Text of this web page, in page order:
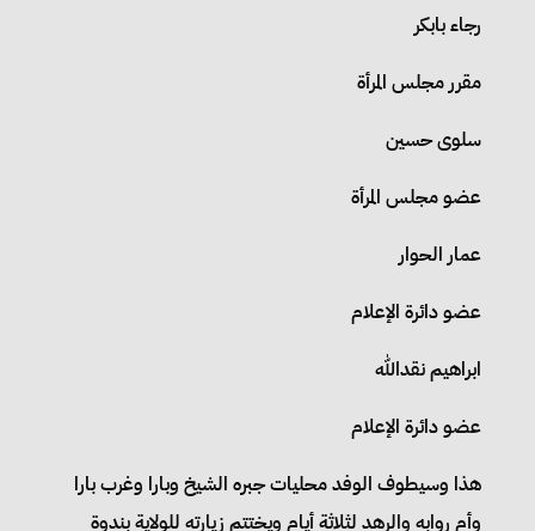
رجاء بابكر
مقرر مجلس المرأة
سلوى حسين
عضو مجلس المرأة
عمار الحوار
عضو دائرة الإعلام
ابراهيم نقدالله
عضو دائرة الإعلام
هذا وسيطوف الوفد محليات جبره الشيخ وبارا وغرب بارا
وأم روابه والرهد لثلاثة أيام ويختتم زيارته للولاية بندوة